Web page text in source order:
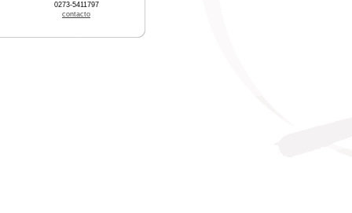
0273-5411797
contacto